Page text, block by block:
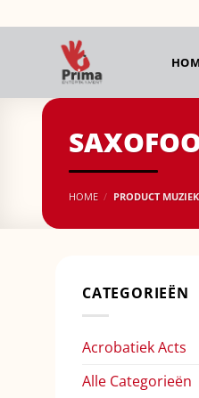
naar
HOME / PRODUCT
CATEGORIEËN
Acrobatiek Acts
Alle Categorieën